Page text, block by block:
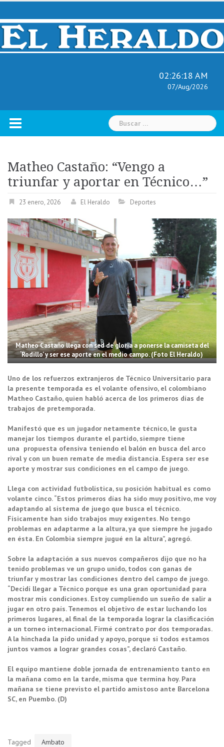
Skip
content
02:26:19 AM
07/Aug/2026
Buscar:
Matheo Castaño: “Vengo a
triunfar y aportar en Técnico…”
23 enero, 2026 El Heraldo Deportes
Matheo Castaño llega con sed de gloria a ponerse la camiseta del
‘Rodillo’ y ser ese aporte en el medio campo. (Foto El Heraldo)
Uno de los refuerzos extranjeros de Técnico Universitario para
la presente temporada es el volante ofensivo, el colombiano
Matheo Castaño, quien habló acerca de los primeros días de
trabajos de pretemporada.
Manifestó que es un jugador netamente técnico, le gusta
manejar los tiempos durante el partido, siempre tiene
una propuesta ofensiva teniendo el balón en busca del arco
rival y con un buen remate de media distancia. Espera ser ese
aporte y mostrar sus condiciones en el campo de juego.
Llega con actividad futbolística, su posición habitual es como
volante cinco. “Estos primeros días ha sido muy positivo, me voy
adaptando al sistema de juego que busca el técnico.
Físicamente han sido trabajos muy exigentes. No tengo
problemas en adaptarme a la altura, ya que siempre he jugado
en ésta. En Colombia siempre jugué en la altura”, agregó.
Sobre la adaptación a sus nuevos compañeros dijo que no ha
tenido problemas ve un grupo unido, todos con ganas de
triunfar y mostrar las condiciones dentro del campo de juego.
“Decidí llegar a Técnico porque es una gran oportunidad para
mostrar mis condiciones. Estoy cumpliendo un sueño de salir a
jugar en otro país. Tenemos el objetivo de estar luchando los
primeros lugares, al final de la temporada lograr la clasificación
a un torneo internacional. Firmé contrato por dos temporadas.
A la hinchada la pido unidad y apoyo, porque si todos estamos
juntos vamos a lograr grandes cosas”, declaró Castaño.
El equipo mantiene doble jornada de entrenamiento tanto en
la mañana como en la tarde, misma que termina hoy. Para
mañana se tiene previsto el partido amistoso ante Barcelona
SC, en Puembo. (D)
Tagged Ambato